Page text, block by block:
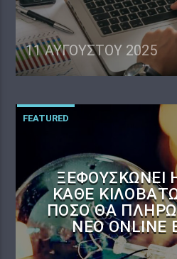
11 ΑΥΓΟΎΣΤΟΥ 2025
FEATURED
ΞΕΦΟΥΣΚΏΝΕΙ
ΚΆΘΕ
ΠΌΣΟ ΘΑ
ΝΈΟ ONLINE